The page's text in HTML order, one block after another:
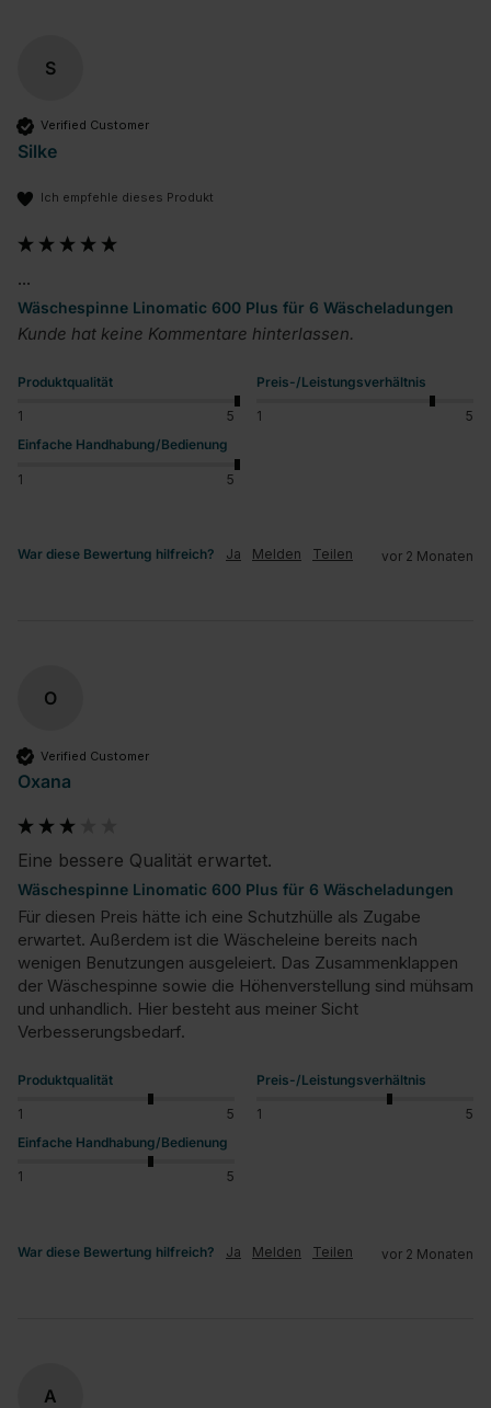
S
Verified Customer
Silke
Ich empfehle dieses Produkt
...
Wäschespinne Linomatic 600 Plus für 6 Wäscheladungen
Kunde hat keine Kommentare hinterlassen.
Produktqualität
1 5
Preis-/Leistungsverhältnis
1
5
Einfache Handhabung/Bedienung
1 5
War diese Bewertung hilfreich? Ja Melden Teilen vor 2 Monaten
O
Verified Customer
Oxana
Eine bessere Qualität erwartet.
Wäschespinne Linomatic 600 Plus für 6 Wäscheladungen
Für diesen Preis hätte ich eine Schutzhülle als Zugabe
erwartet. Außerdem ist die Wäscheleine bereits nach
wenigen Benutzungen ausgeleiert. Das Zusammenklappen
der Wäschespinne sowie die Höhenverstellung sind mühsam
und unhandlich. Hier besteht aus meiner Sicht
Verbesserungsbedarf.
Produktqualität
1 5
Preis-/Leistungsverhältnis
1
5
Einfache Handhabung/Bedienung
1 5
War diese Bewertung hilfreich? Ja Melden Teilen vor 2 Monaten
A